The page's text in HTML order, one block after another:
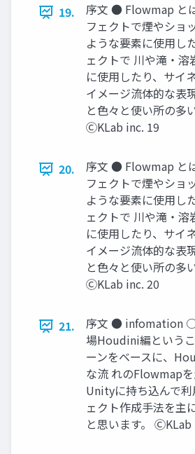
19.
序文 ● Flowmap と
フェクトで煙やショ
ような要素に使用し
ェクトで 川や滝・溶
に使用したり、サイ
イメージ流体的な表
と色々と使い所の多
ⒸKLab inc. 19
20.
序文 ● Flowmap と
フェクトで煙やショ
ような要素に使用し
ェクトで 川や滝・溶
に使用したり、サイ
イメージ流体的な表
と色々と使い所の多
ⒸKLab inc. 20
21.
序文 ● infomation
場Houdini編という
ーンをベースに、
な流 れのFlowmap
Unityに持ち込んで
ェクト作成手法を主
と思います。 ⒸKLab